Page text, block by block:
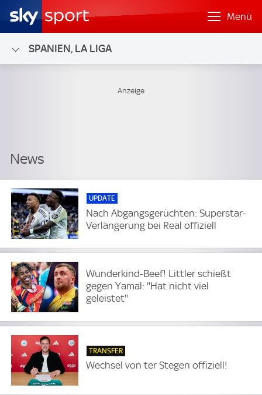
Menü
SPANIEN, LA LIGA
UPDATE
Nach Abgangsgerüchten: Superstar-
Verlängerung bei Real offiziell
Wunderkind-Beef! Littler schießt
gegen Yamal: "Hat nicht viel
geleistet"
TRANSFER
Wechsel von ter Stegen offiziell!